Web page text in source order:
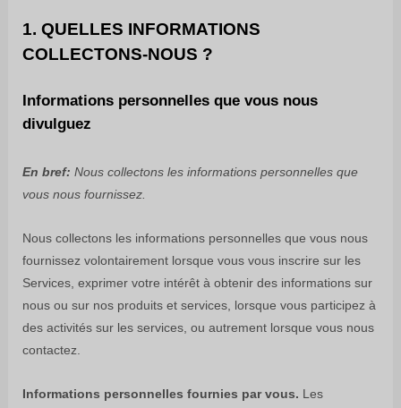
1. QUELLES INFORMATIONS
COLLECTONS-NOUS ?
Informations personnelles que vous nous
divulguez
En bref: Nous collectons les informations personnelles que
vous nous fournissez.
Nous collectons les informations personnelles que vous nous
fournissez volontairement lorsque vousvous inscrire sur les
Services,exprimer votre intérêt à obtenir des informations sur
nous ou sur nos produits et services, lorsque vous participez à
des activités sur les services, ou autrement lorsque vous nous
contactez.
Informations personnelles fournies par vous. Les